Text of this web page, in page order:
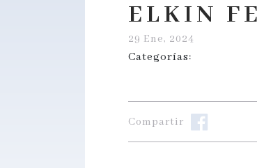
ELKIN
29 Ene, 2024
Categorías:
Compartir